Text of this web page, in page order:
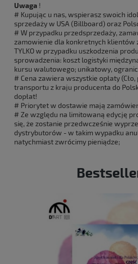
Uwaga !
# Kupując u nas, wspierasz swoich
sprzedaży w USA (Billboard) oraz
# W przypadku przedsprzedaży,
zamowienie dla konkretnych
TYLKO w przypadku uszkodzenia
sprowadzenia: koszt logistyki
kursu walutowego; unikatowy,
# Cena zawiera wszystkie opłaty (Cło,
transportu z kraju producenta do
dopłat!
# Priorytet w dostawie mają
# Ze względu na limitowaną edycję
się, że zostanie przedwcześnie
dystrybutorów - w takim wypadku
natychmiast zwrócimy pieniądze;